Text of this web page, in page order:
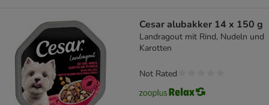
Cesar alubakker 14 x 150 g
Landragout mit Rind, Nudeln und
Karotten
Not Rated